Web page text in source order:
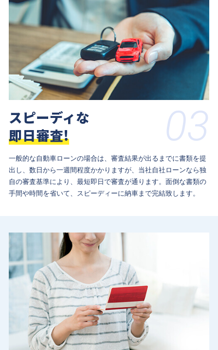
03
スピーディな
即日審査!
一般的な自動車ローンの場合は、審査結果が出るまでに書類を提
出し、数日から一週間程度かかりますが、当社自社ローンなら独
自の審査基準により、最短即日で審査が通ります。面倒な書類の
手間や時間を省いて、スピーディーに納車まで完結致します。